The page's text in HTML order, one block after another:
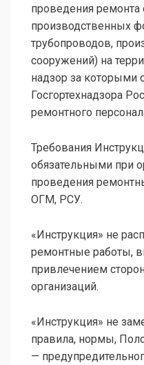
проведения
производственных
трубопроводов,
сооружений) на
надзор за которыми
Госгортехнадзора
ремонтного
Требования
обязательными при
проведения
ОГМ, РСУ.
«Инструкция» не
ремонтные работы,
привлечением
организаций.
«Инструкция» не
правила, нормы,
—